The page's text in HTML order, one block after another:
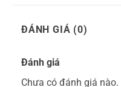
ĐÁNH GIÁ (0)
Đánh giá
Chưa có đánh giá nào.